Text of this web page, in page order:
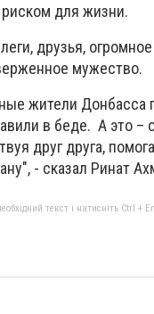
для жизни.
друзья,
мужество.
жители
в беде. А это
друг друга,
- сказал Ринат
текст і натисніть Ctrl +